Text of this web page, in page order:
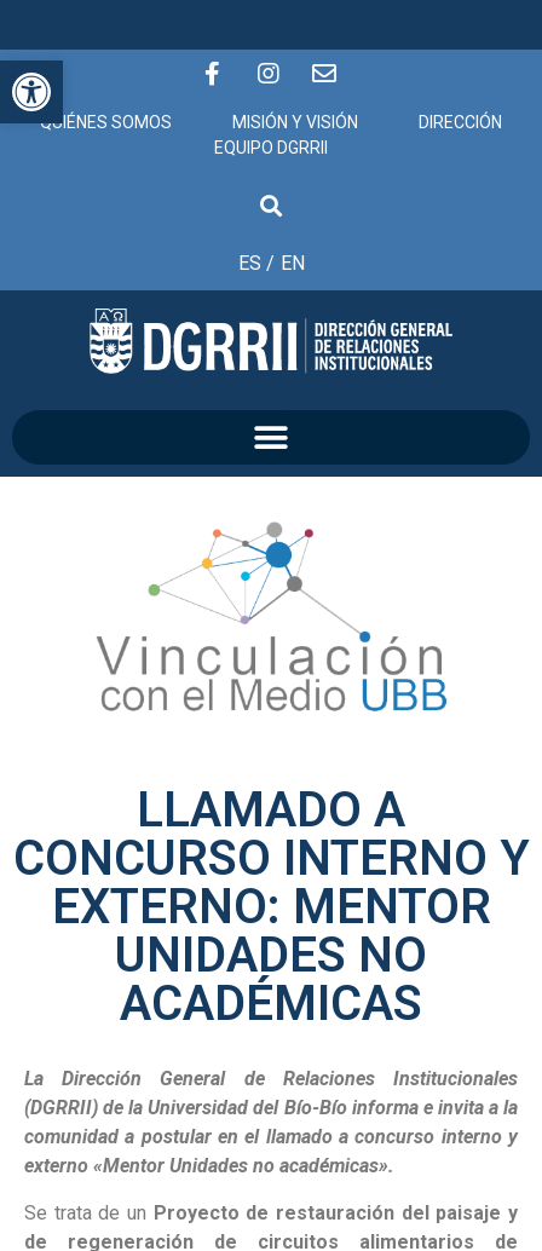
Abrir barra de herramientas
QUIÉNES SOMOS MISIÓN Y VISIÓN
DIRECCIÓN
EQUIPO DGRRII
ES / EN
LLAMADO A
CONCURSO INTERNO Y
EXTERNO: MENTOR
UNIDADES NO
ACADÉMICAS
La Dirección General de Relaciones Institucionales
(DGRRII) de la Universidad del Bío-Bío informa e invita a la
comunidad a postular en el llamado a concurso interno y
externo «Mentor Unidades no académicas».
Se trata de un Proyecto de restauración del paisaje y
de regeneración de circuitos alimentarios de